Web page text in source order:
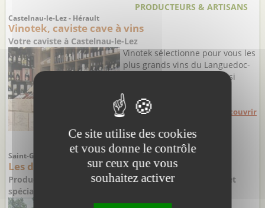
PRODUCTEURS & ARTISANS
Castelnau-le-Lez - Hérault
Vinotek, caviste cave à vins
Votre caviste à Castelnau-le-Lez
Vinotek sélectionne pour vous les
plus grands vins du Languedoc-
Roussillon et d’ailleurs, ainsi
originaux à découvrir.
Découvrir
Saint-Gilles - Gard
Les délices du Scamandre
Producteur de viande de Taureau AOP Camargue BIO et
spécialités régionales
Au bord de l'Étang du
Ce site utilise des cookies
et vous donne le contrôle
sur ceux que vous
souhaitez activer